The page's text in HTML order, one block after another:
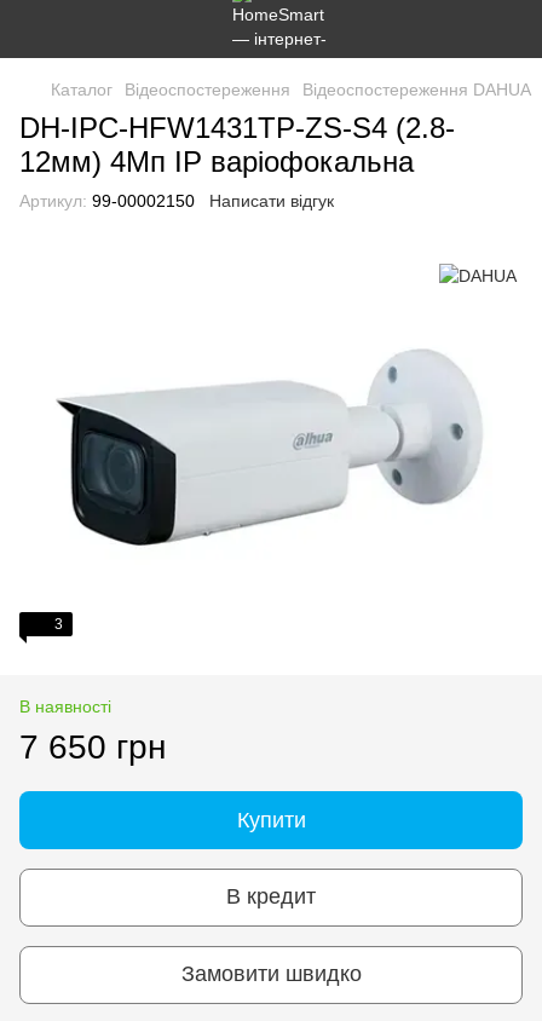
Каталог Відеоспостереження Відеоспостереження DAHUA
DH-IPC-HFW1431TP-ZS-S4 (2.8-
12мм) 4Мп IP варіофокальна
Артикул: 99-00002150 Написати відгук
3
В наявності
7 650 грн
Купити
В кредит
Замовити швидко